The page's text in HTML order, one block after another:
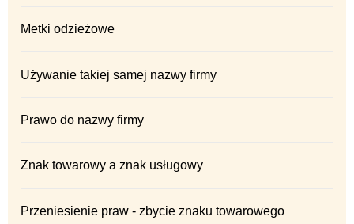
Metki odzieżowe
Używanie takiej samej nazwy firmy
Prawo do nazwy firmy
Znak towarowy a znak usługowy
Przeniesienie praw - zbycie znaku towarowego